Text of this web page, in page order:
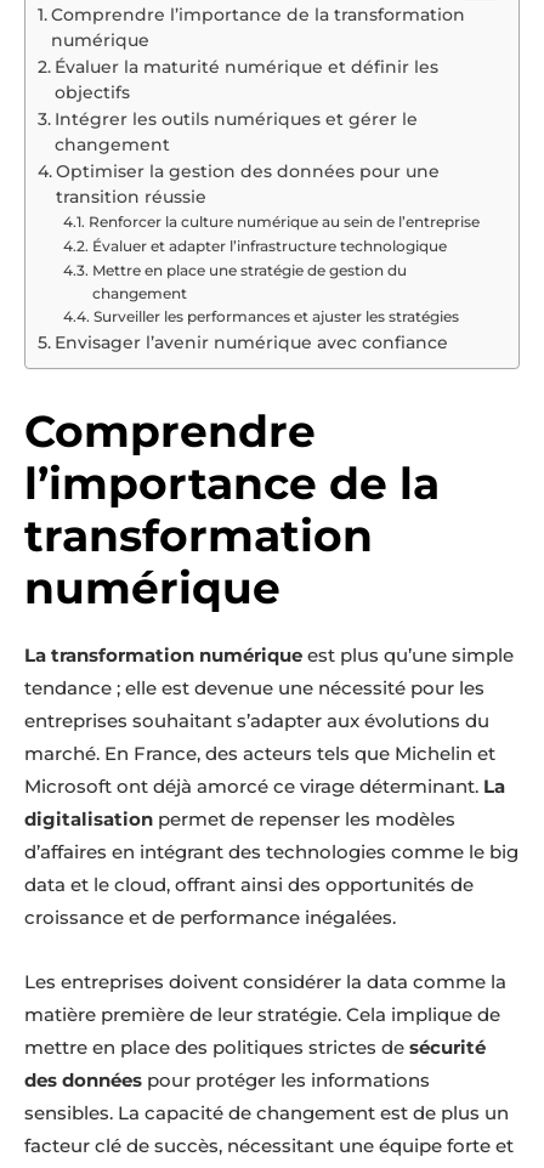
Comprendre l’importance de la transformation
numérique
Évaluer la maturité numérique et définir les
objectifs
Intégrer les outils numériques et gérer le
changement
Optimiser la gestion des données pour une
transition réussie
Renforcer la culture numérique au sein de l’entreprise
Évaluer et adapter l’infrastructure technologique
Mettre en place une stratégie de gestion du
changement
Surveiller les performances et ajuster les stratégies
Envisager l’avenir numérique avec confiance
Comprendre
l’importance de la
transformation
numérique
La transformation numérique est plus qu’une simple
tendance ; elle est devenue une nécessité pour les
entreprises souhaitant s’adapter aux évolutions du
marché. En France, des acteurs tels que Michelin et
Microsoft ont déjà amorcé ce virage déterminant. La
digitalisation permet de repenser les modèles
d’affaires en intégrant des technologies comme le big
data et le cloud, offrant ainsi des opportunités de
croissance et de performance inégalées.
Les entreprises doivent considérer la data comme la
matière première de leur stratégie. Cela implique de
mettre en place des politiques strictes de sécurité
des données pour protéger les informations
sensibles. La capacité de changement est de plus un
facteur clé de succès, nécessitant une équipe forte et